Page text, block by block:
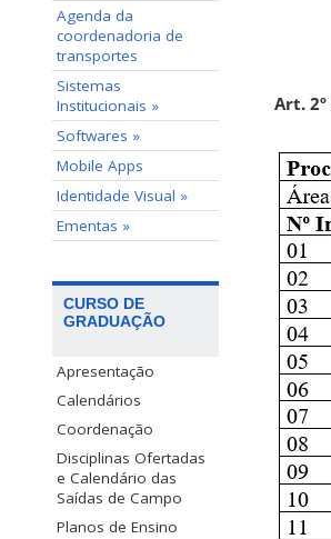
Agenda da
coordenadoria de
transportes
Sistemas
Institucionais »
Softwares »
Mobile Apps
Identidade Visual »
Ementas »
CURSO DE
GRADUAÇÃO
Apresentação
Calendários
Coordenação
Disciplinas Ofertadas
e Calendário das
Saídas de Campo
Planos de Ensino
Art. 2º